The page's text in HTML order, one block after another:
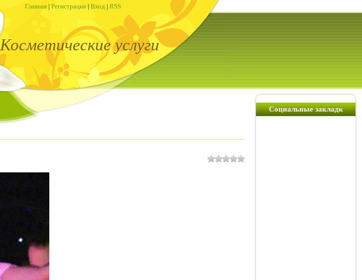
Главная | Регистрация | Вход | RSS
Косметические услуги
Социальные закладк